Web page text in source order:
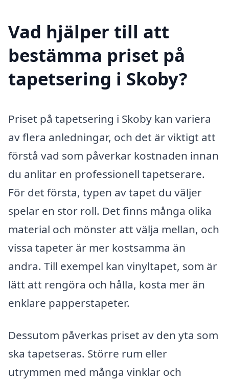
Vad hjälper till att
bestämma priset på
tapetsering i Skoby?
Priset på tapetsering i Skoby kan variera
av flera anledningar, och det är viktigt att
förstå vad som påverkar kostnaden innan
du anlitar en professionell tapetserare.
För det första, typen av tapet du väljer
spelar en stor roll. Det finns många olika
material och mönster att välja mellan, och
vissa tapeter är mer kostsamma än
andra. Till exempel kan vinyltapet, som är
lätt att rengöra och hålla, kosta mer än
enklare papperstapeter.
Dessutom påverkas priset av den yta som
ska tapetseras. Större rum eller
utrymmen med många vinklar och